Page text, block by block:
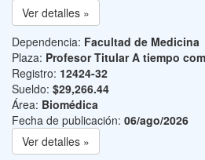
Ver detalles »
Dependencia: Facultad de Medicina
Plaza: Profesor Titular A tiempo
Registro: 12424-32
Sueldo: $29,266.44
Área: Biomédica
Fecha de publicación: 06/ago/2026
Ver detalles »